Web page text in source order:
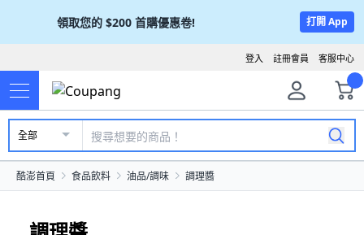
領取您的 $200 首購優惠卷! 打開 App
客服中心
註冊會員
登入
全部
酷澎首頁 食品飲料 油品/調味 調理醬